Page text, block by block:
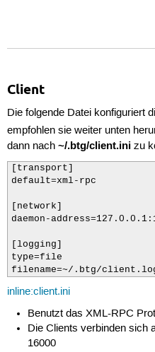
Client
Die folgende Datei konfiguriert
empfohlen sie weiter unten
dann nach ~/.btg/client.inizu
[transport]
default=xml-rpc
[network]
daemon-
[logging]
type=file
filename=~/.btg/
inline:client.ini
Benutzt das XML-RPC
Die Clients verbinden sich
16000